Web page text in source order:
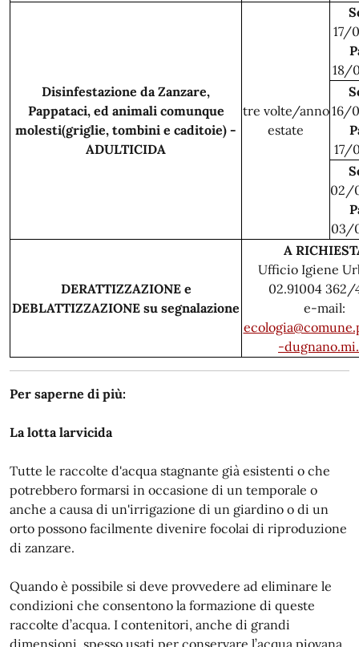
Disinfestazione da Zanzare,
Pappataci, ed animali comunque
molesti(griglie, tombini e caditoie) -
ADULTICIDA
tre volte/anno
estate
17/
18/
16/
17/
02/
03/
DERATTIZZAZIONE e
DEBLATTIZZAZIONE su segnalazione
A
Ufficio Igiene
02.91004
e-mail:
-
Per saperne di più:
La lotta larvicida
Tutte le raccolte d'acqua stagnante già esistenti o che
potrebbero formarsi in occasione di un temporale o
anche a causa di un'irrigazione di un giardino o di un
orto possono facilmente divenire focolai di riproduzione
di zanzare.
Quando è possibile si deve provvedere ad eliminare le
condizioni che consentono la formazione di queste
raccolte d’acqua. I contenitori, anche di grandi
dimensioni, spesso usati per conservare l’acqua piovana